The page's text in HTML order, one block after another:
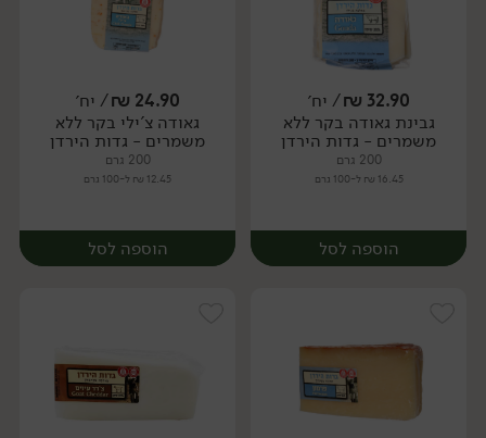
יח׳ יח׳
32.90
₪/ יח׳
גבינת גאודה בקר ללא
משמרים - גדות הירדן
200 גרם
16.45 ₪ ל-100 גרם
הוספה לסל
24.90
₪/ יח׳
גאודה צ'ילי בקר ללא
משמרים - גדות הירדן
200 גרם
12.45 ₪ ל-100 גרם
הוספה לסל